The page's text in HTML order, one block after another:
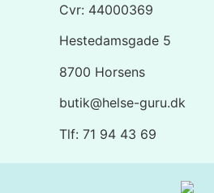
Cvr: 44000369
Hestedamsgade 5
8700 Horsens
butik@helse-guru.dk
Tlf: 71 94 43 69